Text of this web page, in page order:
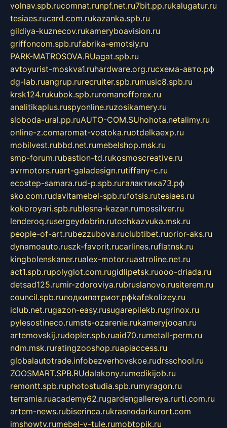
volnav.spb.rucomnat.runpf.net.ru7bit.pp.rukalugatur.ru
tesiaes.rucard.com.rukazanka.spb.ru
gildiya-kuznecov.rukameryboavision.ru
griffoncom.spb.rufabrika-emotsiy.ru
PARK-MATROSOVA.RUagat.spb.ru
avtoyurist-moskva1.ruhardware.org.ruсхема-авто.рф
dg-lab.ruangrup.rurecruiter.spb.rumusic8.spb.ru
krsk124.rukubok.spb.ruromanofforex.ru
analitikaplus.ruspyonline.ruzosikamery.ru
sloboda-ural.pp.ruAUTO-COM.SUhohota.netalimy.ru
online-z.comaromat-vostoka.ruotdelkaexp.ru
mobilvest.rubbd.net.rumebelshop.msk.ru
smp-forum.rubastion-td.rukosmoscreative.ru
avrmotors.ruart-galadesign.rutiffany-c.ru
ecostep-samara.rud-p.spb.ruгалактика73.рф
sko.com.rudavitamebel-spb.rufotsis.rutesiaes.ru
kokoroyari.spb.rublesna-kazan.rumossilver.ru
lenderoq.rusergeydobrin.rutochkazvuka.msk.ru
people-of-art.rubezzubova.ruclubtibet.ruorior-aks.ru
dynamoauto.ruszk-favorit.rucarlines.ruflatnsk.ru
kingbolenskaner.rualex-motor.ruastroline.net.ru
act1.spb.rupolyglot.com.rugidlipetsk.ruooo-driada.ru
detsad125.rumir-zdoroviya.rubruslanovo.rusiterem.ru
council.spb.ruлодкипатриот.рфkafekolizey.ru
iclub.net.rugazon-easy.rusugarepilekb.rugrinox.ru
pylesostineco.rumsts-ozarenie.rukameryjooan.ru
artemovskij.rudopler.spb.ruaid70.rumetall-perm.ru
ndm.msk.ruratingzooshop.ruapiaccess.ru
globalautotrade.infobezverhovskoe.rudrsschool.ru
ZOOSMART.SPB.RUdalakony.rumedikijob.ru
remontt.spb.ruphotostudia.spb.rumyragon.ru
terramia.ruacademy62.rugardengallereya.rurti.com.ru
artem-news.rubiserinca.rukrasnodarkurort.com
imshowtv.rumebel-v-tule.rumobtopik.ru